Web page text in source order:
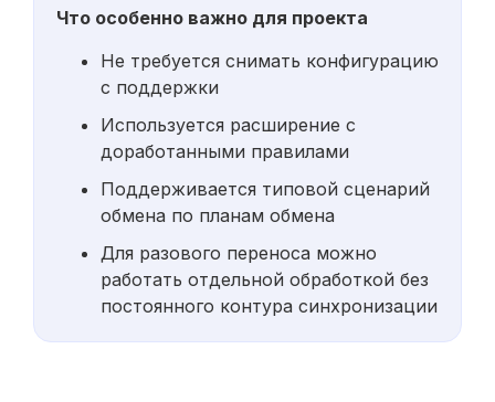
Что особенно важно для проекта
Не требуется снимать конфигурацию
с поддержки
Используется расширение с
доработанными правилами
Поддерживается типовой сценарий
обмена по планам обмена
Для разового переноса можно
работать отдельной обработкой без
постоянного контура синхронизации